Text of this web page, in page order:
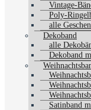
Vintage-
Poly-
alle
Dekoband
alle
Dekoband
Satinband